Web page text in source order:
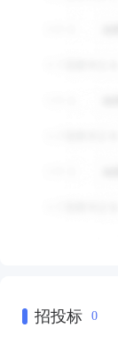
招投标 0